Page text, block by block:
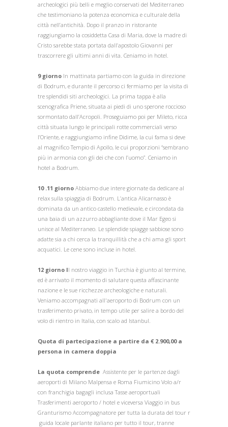
archeologici più belli e meglio conservati del Mediterraneo
che testimoniano la potenza economica e culturale della
città nell’antichità. Dopo il pranzo in ristorante
raggiungiamo la cosiddetta Casa di Maria, dove la madre di
Cristo sarebbe stata portata dall’apostolo Giovanni per
trascorrere gli ultimi anni di vita. Ceniamo in hotel.
9 giorno In mattinata partiamo con la guida in direzione
di Bodrum, e durante il percorso ci fermiamo per la visita di
tre splendidi siti archeologici. La prima tappa è alla
scenografica Priene, situata ai piedi di uno sperone roccioso
sormontato dall’Acropoli. Proseguiamo poi per Mileto, ricca
città situata lungo le principali rotte commerciali verso
l’Oriente, e raggiungiamo infine Didime, la cui fama si deve
al magnifico Tempio di Apollo, le cui proporzioni “sembrano
più in armonia con gli dei che con l’uomo”. Ceniamo in
hotel a Bodrum.
10 .11 giorno Abbiamo due intere giornate da dedicare al
relax sulla spiaggia di Bodrum. L’antica Alicarnasso è
dominata da un antico castello medievale, e circondata da
una baia di un azzurro abbagliante dove il Mar Egeo si
unisce al Mediterraneo. Le splendide spiagge sabbiose sono
adatte sia a chi cerca la tranquillità che a chi ama gli sport
acquatici. Le cene sono incluse in hotel.
12 giorno Il nostro viaggio in Turchia è giunto al termine,
ed è arrivato il momento di salutare questa affascinante
nazione e le sue ricchezze archeologiche e naturali.
Veniamo accompagnati all'aeroporto di Bodrum con un
trasferimento privato, in tempo utile per salire a bordo del
volo di rientro in Italia, con scalo ad Istanbul.
Quota di partecipazione a partire da € 2.900,00 a
persona in camera doppia
La quota comprende Assistente per le partenze dagli
aeroporti di Milano Malpensa e Roma Fiumicino Volo a/r
con franchigia bagagli inclusa Tasse aeroportuali
Trasferimenti aeroporto / hotel e viceversa Viaggio in bus
Granturismo Accompagnatore per tutta la durata del tour r
guida locale parlante italiano per tutto il tour, tranne